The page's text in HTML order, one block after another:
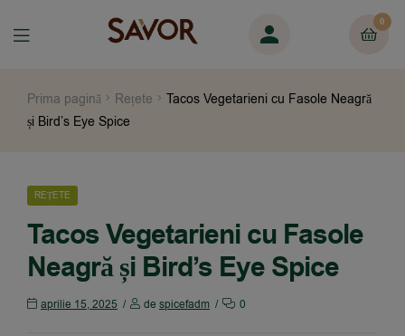
0
Prima pagină Rețete
Tacos Vegetarieni cu Fasole Neagră
și Bird’s Eye Spice
REȚETE
Tacos Vegetarieni cu Fasole
Neagră și Bird’s Eye Spice
aprilie 15, 2025 de spicefadm 0